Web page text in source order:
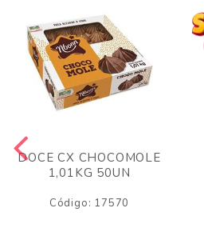
DOCE CX CHOCOMOLE
1,01KG 50UN
Código: 17570